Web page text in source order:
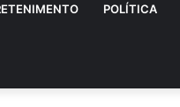
POLÍTICA